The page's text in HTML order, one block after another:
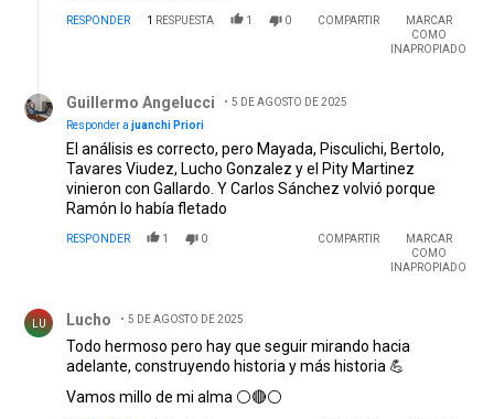
RESPONDER 1 RESPUESTA 1 0 COMPARTIR
MARCAR
COMO
INAPROPIADO
Guillermo Angelucci
5 DE AGOSTO DE 2025
Responder a juanchi Priori
El análisis es correcto, pero Mayada, Pisculichi, Bertolo,
Tavares Viudez, Lucho Gonzalez y el Pity Martinez
vinieron con Gallardo. Y Carlos Sánchez volvió porque
Ramón lo había fletado
RESPONDER 1 0 COMPARTIR
MARCAR
COMO
INAPROPIADO
LU Lucho 5 DE AGOSTO DE 2025
Todo hermoso pero hay que seguir mirando hacia
adelante, construyendo historia y más historia 💪
Vamos millo de mi alma ⚪🔴⚪